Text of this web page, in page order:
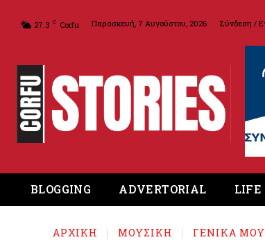
27.3 C Corfu Παρασκευή, 7 Αυγούστου, 2026 Σύνδεση /
BLOGGING ADVERTORIAL LIFE
ΑΡΧΙΚΉ ΜΟΥΣΙΚΗ ΓΕΝΙΚΑ